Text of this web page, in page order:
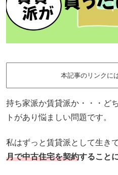
本記事のリンクに
持ち家派か賃貸派か・・・ど
トがあり悩ましい問題です。
私はずっと賃貸派として生き
月で中古住宅を契約すること